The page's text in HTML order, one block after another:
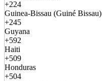
+224
Guinea-Bissau (Guiné Bissau)
+245
Guyana
+592
Haiti
+509
Honduras
+504